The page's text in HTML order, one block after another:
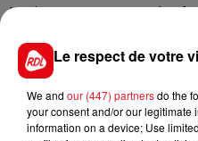
Les juges ont retenu des
opérations de secours,
commandement et de
proches des victimes,
reconnaissance
engagées. A noter que
Le respect de votre
We and our (447) partnersdo the
your consent and/or our legitimate
information on a device; Use